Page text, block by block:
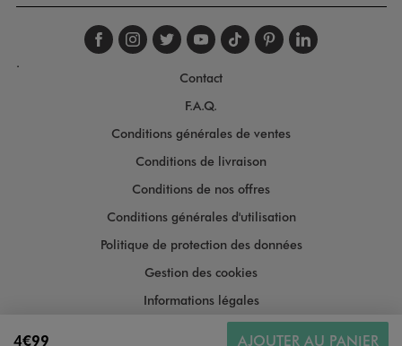
4€99 AJOUTER AU PANIER
Suivez-nous sur
Suivez-nous sur
Suivez-nous sur
Suivez-nous
Suivez-nous
Suivez-
.
Contact
F.A.Q.
Conditions générales de ventes
Conditions de livraison
Conditions de nos offres
Conditions générales d'utilisation
Politique de protection des données
Gestion des cookies
Informations légales
Plan du site